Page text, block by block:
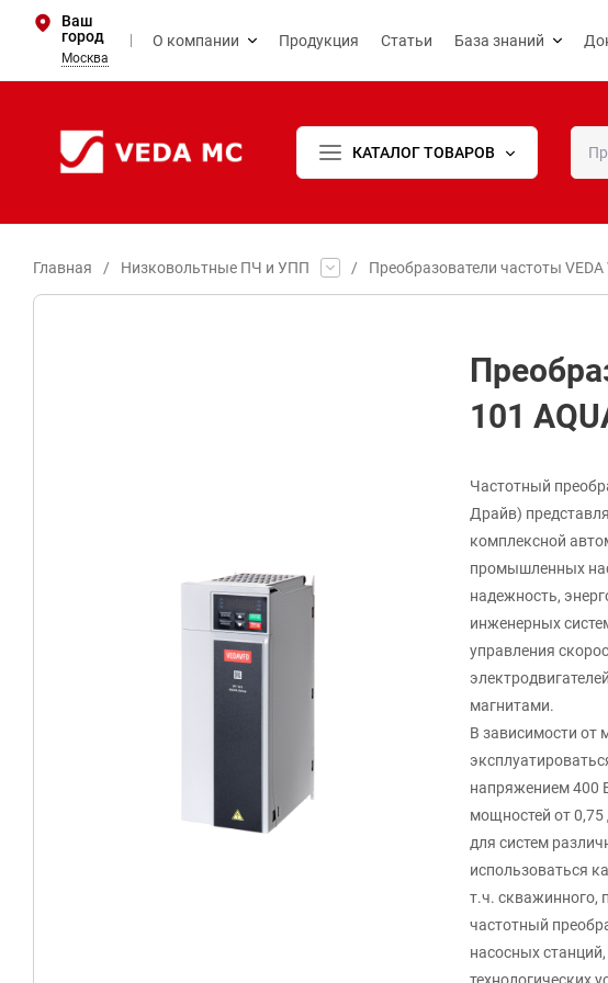
Ваш
город
Москва
О компании Продукция Статьи База знаний
КАТАЛОГ ТОВАРОВ
Главная / Низковольтные ПЧ и УПП / Преобразователи частоты VEDA
101
Частотный
Драйв)
комплексной
промышленных
надежность,
инженерных
управления
магнитами.
В зависимости от
напряжением 400
мощностей от 0,75
для систем
использоваться
т.ч. скважинного,
частотный
насосных